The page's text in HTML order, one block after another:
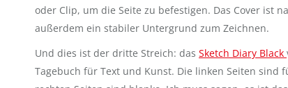
oder Clip, um die Seite zu befestigen. Das Cover ist
außerdem ein stabiler Untergrund zum Zeichnen.
Und dies ist der dritte Streich: das Sketch Diary Black
Tagebuch für Text und Kunst. Die linken Seiten